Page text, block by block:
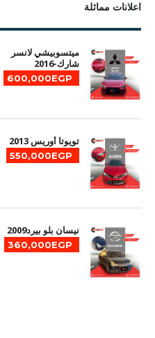
اعلانات مماثلة
ميتسوبيشي لانسر
شارك-2016
600,000EGP
تويوتا أوريس 2013
550,000EGP
نيسان بلو بيرد2009
360,000EGP